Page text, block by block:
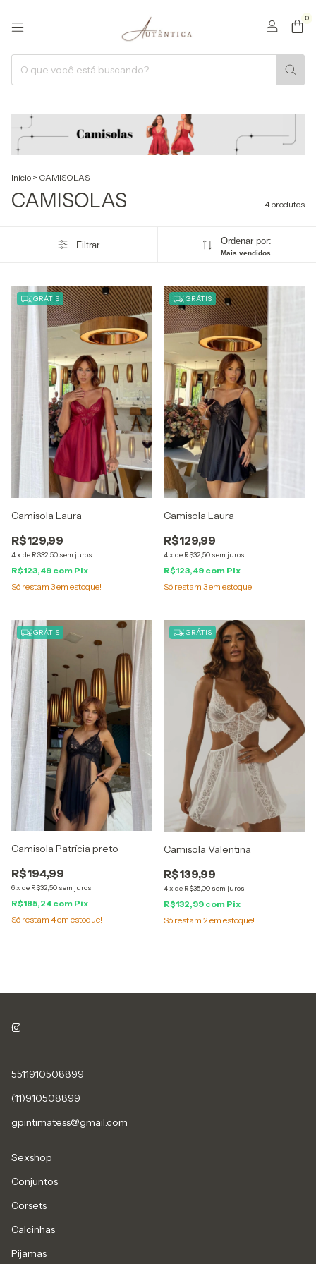
0
Início > CAMISOLAS
CAMISOLAS 4 produtos
Filtrar Ordenar por:
Mais vendidos
GRÁTIS
Camisola Laura
R$129,99
4x de R$32,50 sem juros
R$123,49 com Pix
Só restam 3em estoque!
GRÁTIS
Camisola Laura
R$129,99
4x de R$32,50 sem juros
R$123,49 com Pix
Só restam 3em estoque!
GRÁTIS
Camisola Patrícia preto
R$194,99
6x de R$32,50 sem juros
R$185,24 com Pix
Só restam 4em estoque!
GRÁTIS
Camisola Valentina
R$139,99
4x de R$35,00 sem juros
R$132,99 com Pix
Só restam 2 em estoque!
5511910508899
(11)910508899
gpintimatess@gmail.com
Sexshop
Conjuntos
Corsets
Calcinhas
Pijamas